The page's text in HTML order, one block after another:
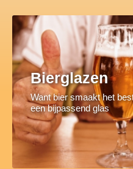
Bierglazen
Want bier smaakt het
een bijpassend glas